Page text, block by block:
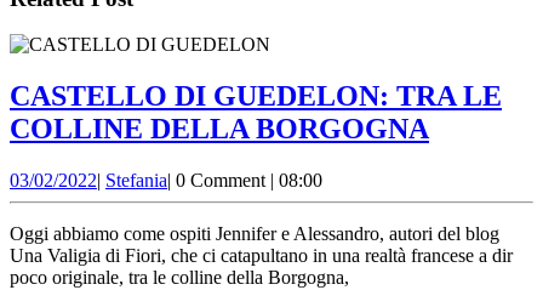
CASTELLO DI GUEDELON: TRA LE
COLLINE DELLA BORGOGNA
TRA
LE
03/02/202203/02/2022
| StefaniaStefania
| 0 Comment | 08:00
Oggi abbiamo come ospiti Jennifer e Alessandro, autori del blog
Una Valigia di Fiori, che ci catapultano in una realtà francese a dir
poco originale, tra le colline della Borgogna,